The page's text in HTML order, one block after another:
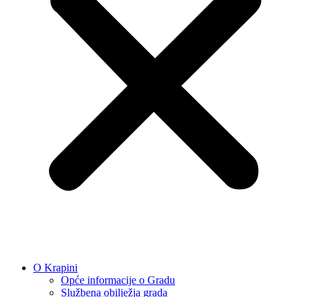
O Krapini
Opće informacije o Gradu
Službena obilježja grada